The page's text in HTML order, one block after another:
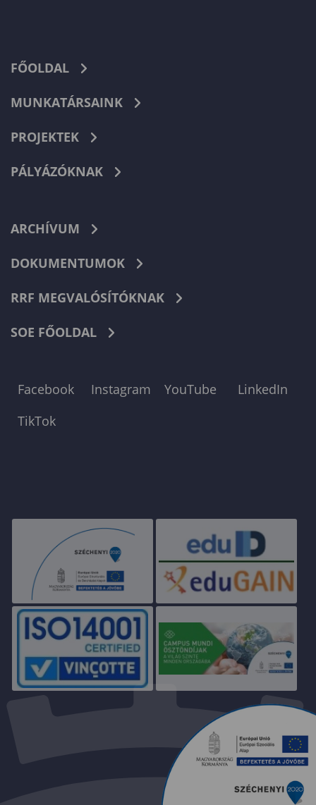
FŐOLDAL
MUNKATÁRSAINK
PROJEKTEK
PÁLYÁZÓKNAK
ARCHÍVUM
DOKUMENTUMOK
RRF MEGVALÓSÍTÓKNAK
SOE FŐOLDAL
Facebook Instagram YouTube
LinkedIn
TikTok